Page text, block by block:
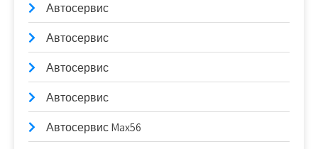
Автосервис
Автосервис
Автосервис
Автосервис
Автосервис Max56